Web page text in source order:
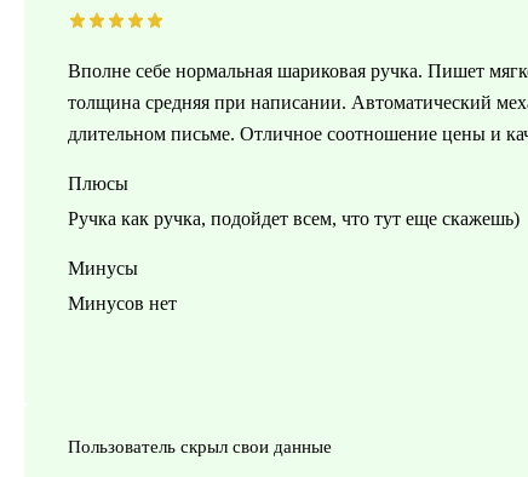
Вполне себе нормальная шариковая ручка. Пишет
толщина средняя при написании. Автоматический
длительном письме. Отличное соотношение цены и
Плюсы
Ручка как ручка, подойдет всем, что тут еще скажешь)
Минусы
Минусов нет
Пользователь скрыл свои данные